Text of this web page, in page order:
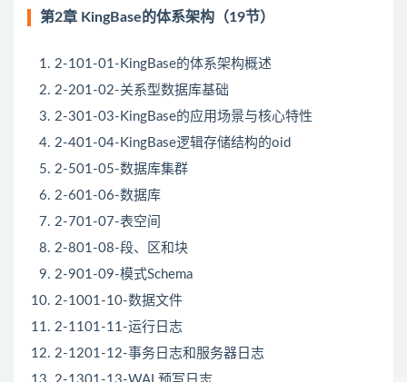
第2章 KingBase的体系架构（19节）
2-101-01-KingBase的体系架构概述
2-201-02-关系型数据库基础
2-301-03-KingBase的应用场景与核心特性
2-401-04-KingBase逻辑存储结构的oid
2-501-05-数据库集群
2-601-06-数据库
2-701-07-表空间
2-801-08-段、区和块
2-901-09-模式Schema
2-1001-10-数据文件
2-1101-11-运行日志
2-1201-12-事务日志和服务器日志